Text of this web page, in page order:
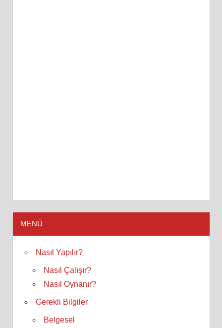
MENÜ
Nasıl Yapılır?
Nasıl Çalışır?
Nasıl Oynanır?
Gerekli Bilgiler
Belgesel